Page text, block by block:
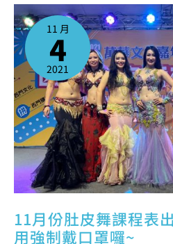
11 月
4
2021
11月份肚皮舞課程表
用強制戴口罩囉~
11
月
份
爐！
現
在
上
課
不
用
強
制
戴
口
罩
囉
~